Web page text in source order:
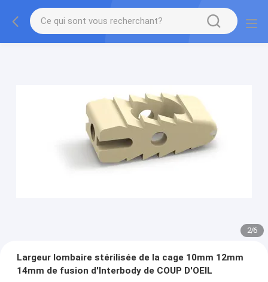
2/6
Largeur lombaire stérilisée de la cage 10mm 12mm
14mm de fusion d'Interbody de COUP D'OEIL